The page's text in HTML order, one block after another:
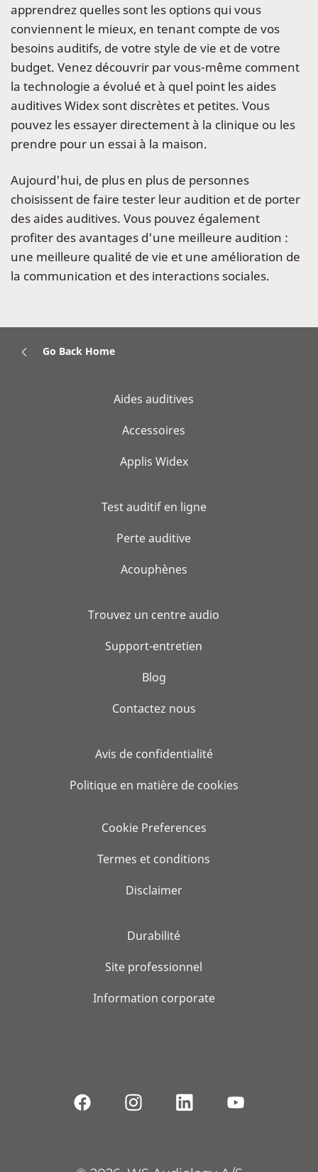
apprendrez quelles sont les options qui vous
conviennent le mieux, en tenant compte de vos
besoins auditifs, de votre style de vie et de votre
budget. Venez découvrir par vous-même comment
la technologie a évolué et à quel point les aides
auditives Widex sont discrètes et petites. Vous
pouvez les essayer directement à la clinique ou les
prendre pour un essai à la maison.
Aujourd'hui, de plus en plus de personnes
choisissent de faire tester leur audition et de porter
des aides auditives. Vous pouvez également
profiter des avantages d'une meilleure audition :
une meilleure qualité de vie et une amélioration de
la communication et des interactions sociales.
Go Back Home
Aides auditives
Accessoires
Applis Widex
Test auditif en ligne
Perte auditive
Acouphènes
Trouvez un centre audio
Support-entretien
Blog
Contactez nous
Avis de confidentialité
Politique en matière de cookies
Cookie Preferences
Termes et conditions
Disclaimer
Durabilité
Site professionnel
Information corporate